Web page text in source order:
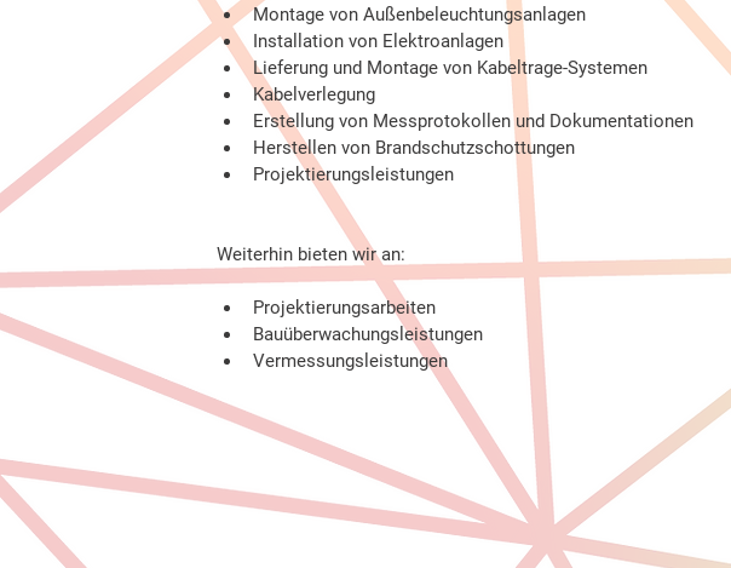
Montage von Außenbeleuchtungsanlagen
Installation von Elektroanlagen
Lieferung und Montage von Kabeltrage-Systemen
Kabelverlegung
Erstellung von Messprotokollen und Dokumentationen
Herstellen von Brandschutzschottungen
Projektierungsleistungen
Weiterhin bieten wir an:
Projektierungsarbeiten
Bauüberwachungsleistungen
Vermessungsleistungen